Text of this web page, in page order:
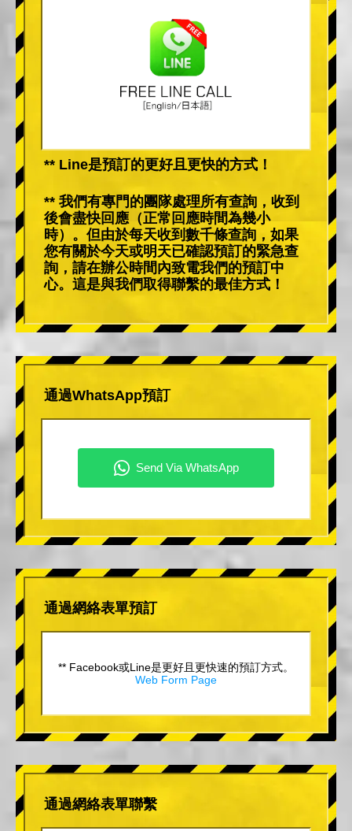
** Line是預訂的更好且更快的方式！
** 我們有專門的團隊處理所有查詢，收到
後會盡快回應（正常回應時間為幾小
時）。但由於每天收到數千條查詢，如果
您有關於今天或明天已確認預訂的緊急查
詢，請在辦公時間內致電我們的預訂中
心。這是與我們取得聯繫的最佳方式！
通過WhatsApp預訂
通過網絡表單預訂
** Facebook或Line是更好且更快速的預訂方式。
Web Form Page
通過網絡表單聯繫